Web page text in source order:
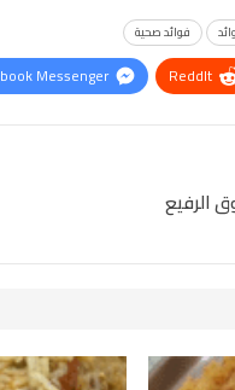
فوائد صحية
ReddIt
Messenger
الرفيع